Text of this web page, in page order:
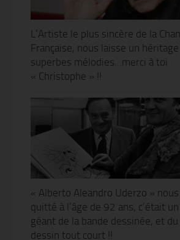
L’Artiste le plus sincère de la
Française, nous laisse un
superbes mélodies…merci à toi
« Christophe » !!
« Alberto Aleandro Uderzo » nous
quitté à l’âge de 92 ans, c’était un
géant de la bande dessinée, et du
dessin tout court !!